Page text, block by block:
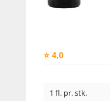
⭐ 4,0
1 fl. pr. stk.